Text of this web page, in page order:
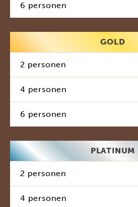
6 personen
GOLD
2 personen
4 personen
6 personen
PLATINUM
2 personen
4 personen